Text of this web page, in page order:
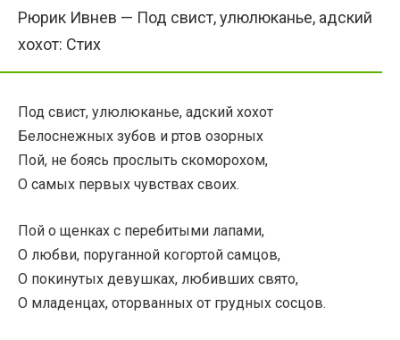
Рюрик Ивнев — Под свист, улюлюканье, адский
хохот: Стих
Под свист, улюлюканье, адский хохот
Белоснежных зубов и ртов озорных
Пой, не боясь прослыть скоморохом,
О самых первых чувствах своих.
Пой о щенках с перебитыми лапами,
О любви, поруганной когортой самцов,
О покинутых девушках, любивших свято,
О младенцах, оторванных от грудных сосцов.